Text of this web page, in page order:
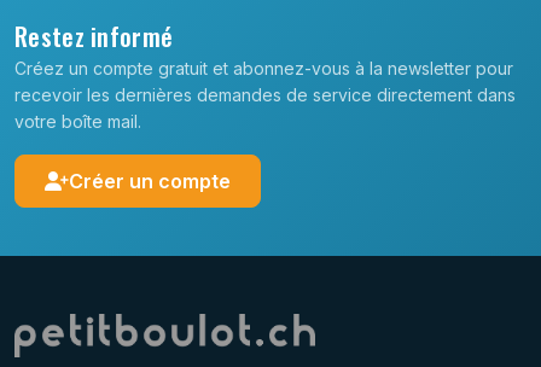
Restez informé
Créez un compte gratuit et abonnez-vous à la newsletter pour
recevoir les dernières demandes de service directement dans
votre boîte mail.
Créer un compte